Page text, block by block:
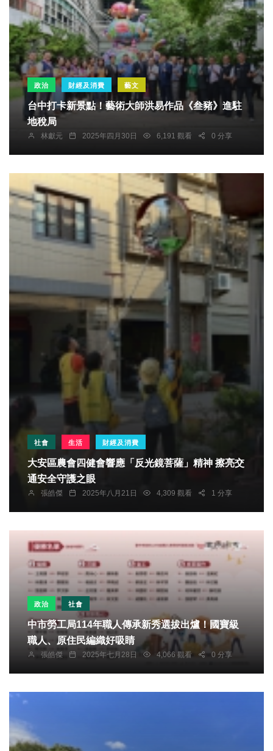
政治 財經及消費 藝文
台中打卡新景點！藝術大師洪易作品《叁豬》進駐
地稅局
林獻元 2025年四月30日 6,191 觀看 0 分享
社會 生活 財經及消費
大安區農會四健會響應「反光鏡菩薩」精神 擦亮交
通安全守護之眼
張皓傑 2025年八月21日 4,309 觀看 1 分享
政治 社會
中市勞工局114年職人傳承新秀選拔出爐！國寶級
職人、原住民編織好吸睛
張皓傑 2025年七月28日 4,066 觀看 0 分享